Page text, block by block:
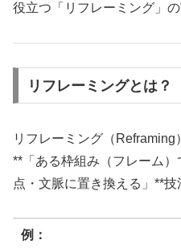
役立つ「リフレーミング」
リフレーミングとは？
リフレーミング（Reframing
**「ある枠組み（フレーム
点・文脈に置き換える」**技
例：